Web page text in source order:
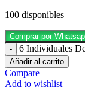
100 disponibles
Comprar por
6 Individuales
Añadir al carrito
Compare
Add to wishlist